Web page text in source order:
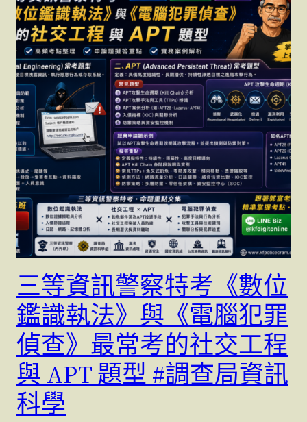
三等資訊警察特考《數位
鑑識執法》與《電腦犯罪
偵查》最常考的社交工程
與 APT 題型 #調查局資訊
科學